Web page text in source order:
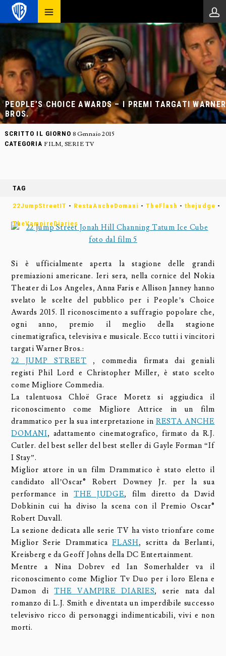
PEOPLE’S CHOICE AWARDS – I PREMI TARGATI WARNER
BROS.
SCRITTO IL GIORNO 8 Gennaio 2015
CATEGORIA FILM, SERIE TV
TAG
22JumpStreetIT - RestaAncheDomani -TheFlash -thejudge -
TheVampireDiaries
Si è ufficialmente aperta la stagione delle grandi
premiazioni americane. Ieri sera, nella cornice del Nokia
Theater di Los Angeles, Anna Faris e Allison Janney hanno
svelato le scelte del pubblico per i People’s Choice
Awards 2015. Il riconoscimento a suffragio popolare che,
ogni anno, premio il meglio della stagione
cinematigrafica, televisiva e musicale. Ecco tutti i vincitori
targati Warner Bros.:
22 JUMP STREET , commedia firmata dai geniali
registi Phil Lord e Christopher Miller, è stato scelto
come Migliore Commedia.
La talentuosa Chloë Grace Moretz si aggiudica il
riconoscimento come Migliore Attrice in un film
drammatico per la sua interpretazione in RESTA ANCHE
DOMANI, adattamento cinematografico, firmato da R.J.
Cutler. del best seller del best steller di Gayle Forman “If
I Stay”.
Miglior attore in un film Drammatico è stato eletto il
candidato all’Oscar® Robert Downey Jr. per la sua
performance inTHE JUDGE, film diretto da David
Dobkinin cui ha diviso la scena con il Premio Oscar®
Robert Duvall.
La sezione dedicata alle serie TV ha visto trionfare come
Miglior Serie DrammaticaFLASH, scritta da Berlanti,
Kreisberg e da Geoff Johns della DC Entertainment.
Mentre a Nina Dobrev ed Ian Somerhalder va il
riconoscimento come Miglior Tv Duo per i loro Elena e
Damon diTHE VAMPIRE DIARIES, serie nata dal
romanzo di L.J. Smith e diventata un imperdibile successo
televisivo ricco di personaggi indimenticabili, vivi e non
morti.